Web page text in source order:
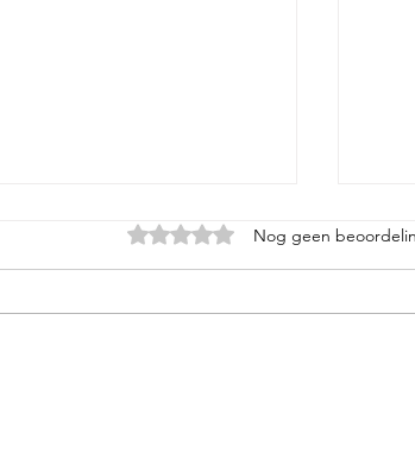
Beoordeeld met 0 uit 5 sterren.
Nog geen